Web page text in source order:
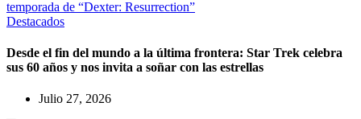
Destacados
Desde el fin del mundo a la última frontera: Star Trek celebra
sus 60 años y nos invita a soñar con las estrellas
Julio 27, 2026